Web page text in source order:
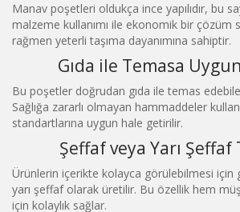
Manav poşetleri oldukça ince yapılıdır, bu
malzeme kullanımı ile ekonomik bir çözüm
rağmen yeterli taşıma dayanımına sahiptir.
Gıda ile Temasa
Bu poşetler doğrudan gıda ile temas
Sağlığa zararlı olmayan hammaddeler
standartlarına uygun hale getirilir.
Şeffaf veya Yarı Şeffaf
Ürünlerin içerikte kolayca görülebilmesi için
yarı şeffaf olarak üretilir. Bu özellik hem
için kolaylık sağlar.